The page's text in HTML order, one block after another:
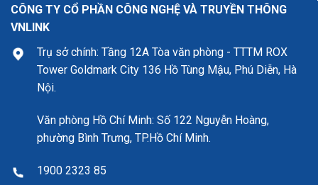
CÔNG TY CỔ PHẦN CÔNG NGHỆ VÀ TRUYỀN THÔNG
VNLINK
Trụ sở chính: Tầng 12A Tòa văn phòng - TTTM ROX
Tower Goldmark City 136 Hồ Tùng Mậu, Phú Diễn, Hà
Nội.
Văn phòng Hồ Chí Minh: Số 122 Nguyễn Hoàng,
phường Bình Trưng, TP.Hồ Chí Minh.
1900 2323 85